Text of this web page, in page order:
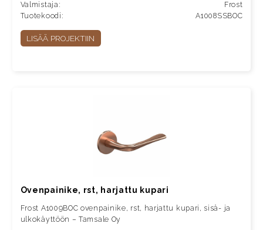
Valmistaja:
Frost
Tuotekoodi:
A1008SSBOC
LISÄÄ PROJEKTIIN
Ovenpainike, rst, harjattu kupari
Frost A1009BOC ovenpainike, rst, harjattu kupari, sisä- ja
ulkokäyttöön – Tamsale Oy